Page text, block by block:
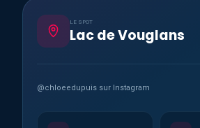
LE SPOT
Lac de Vouglans
@chloeedupuis sur Instagram